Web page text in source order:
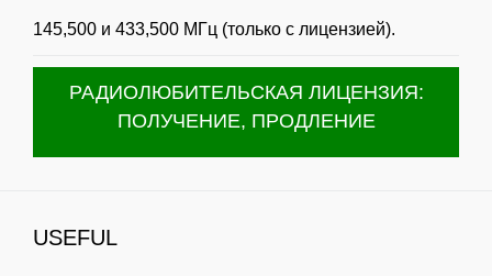
145,500 и 433,500 МГц (только с лицензией).
РАДИОЛЮБИТЕЛЬСКАЯ ЛИЦЕНЗИЯ:
ПОЛУЧЕНИЕ, ПРОДЛЕНИЕ
USEFUL